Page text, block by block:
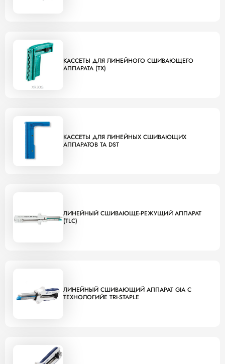
КАССЕТЫ ДЛЯ ЛИНЕЙНОГО СШИВАЮЩЕГО
АППАРАТА (TX)
КАССЕТЫ ДЛЯ ЛИНЕЙНЫХ СШИВАЮЩИХ
АППАРАТОВ TA DST
ЛИНЕЙНЫЙ СШИВАЮЩЕ-РЕЖУЩИЙ АППАРАТ
(TLC)
ЛИНЕЙНЫЙ СШИВАЮЩИЙ АППАРАТ GIA С
ТЕХНОЛОГИЙЕ TRI-STAPLE